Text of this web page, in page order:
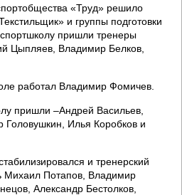
«Труд» решило
и группы подготовки
пришли тренеры
Цыпляев, Владимир Белков,
работал Владимир Фомичев.
пришли –Андрей Васильев,
Илья Коробков и
и тренерский
Михаил Потапов, Владимир
Александр Бестолков,